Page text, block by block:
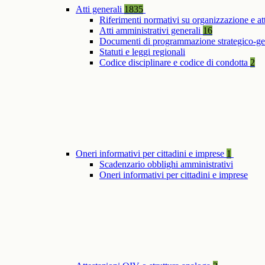
Atti generali 1835
Riferimenti normativi su organizzazione e
Atti amministrativi generali 16
Documenti di programmazione strategico-
Statuti e leggi regionali
Codice disciplinare e codice di condotta 2
Oneri informativi per cittadini e imprese 1
Scadenzario obblighi amministrativi
Oneri informativi per cittadini e imprese